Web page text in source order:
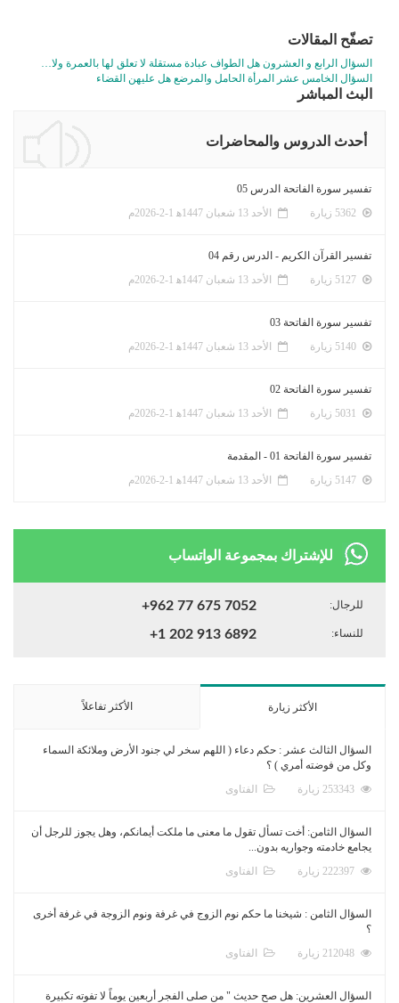
تصفّح المقالات
السؤال الرابع و العشرون هل الطواف عبادة مستقلة لا تعلق لها بالعمرة ولا…
السؤال الخامس عشر المرأة الحامل والمرضع هل عليهن القضاء
البث المباشر
أحدث الدروس والمحاضرات
تفسير سورة الفاتحة الدرس 05
الأحد 13 شعبان 1447ﻫ 1-2-2026م
تفسير القرآن الكريم - الدرس رقم 04
الأحد 13 شعبان 1447ﻫ 1-2-2026م
تفسير سورة الفاتحة 03
الأحد 13 شعبان 1447ﻫ 1-2-2026م
تفسير سورة الفاتحة 02
الأحد 13 شعبان 1447ﻫ 1-2-2026م
تفسير سورة الفاتحة 01 - المقدمة
الأحد 13 شعبان 1447ﻫ 1-2-2026م
للإشتراك بمجموعة الواتساب
للرجال: +962 77 675 7052
للنساء: +1 202 913 6892
الأكثر زيارة الأكثر تفاعلاً
السؤال الثالث عشر : حكم دعاء ( اللهم سخر لي جنود الأرض وملائكة السماء
وكل من فوضته أمري ) ؟
الفتاوى
السؤال الثامن: أخت تسأل تقول ما معنى ما ملكت أيمانكم، وهل يجوز للرجل أن
يجامع خادمته وجواريه بدون...
الفتاوى
السؤال الثامن : شيخنا ما حكم نوم الزوج في غرفة ونوم الزوجة في غرفة أخرى
؟
الفتاوى
السؤال العشرين: هل صح حديث " من صلى الفجر أربعين يوماً لا تفوته تكبيرة